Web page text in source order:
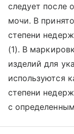
следует после
мочи. В
степени
(1). В
изделий для
используются
степени
с